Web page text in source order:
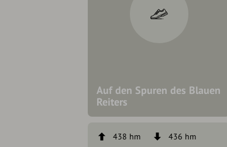
Auf den Spuren des Blauen
Reiters
438 hm
436 hm